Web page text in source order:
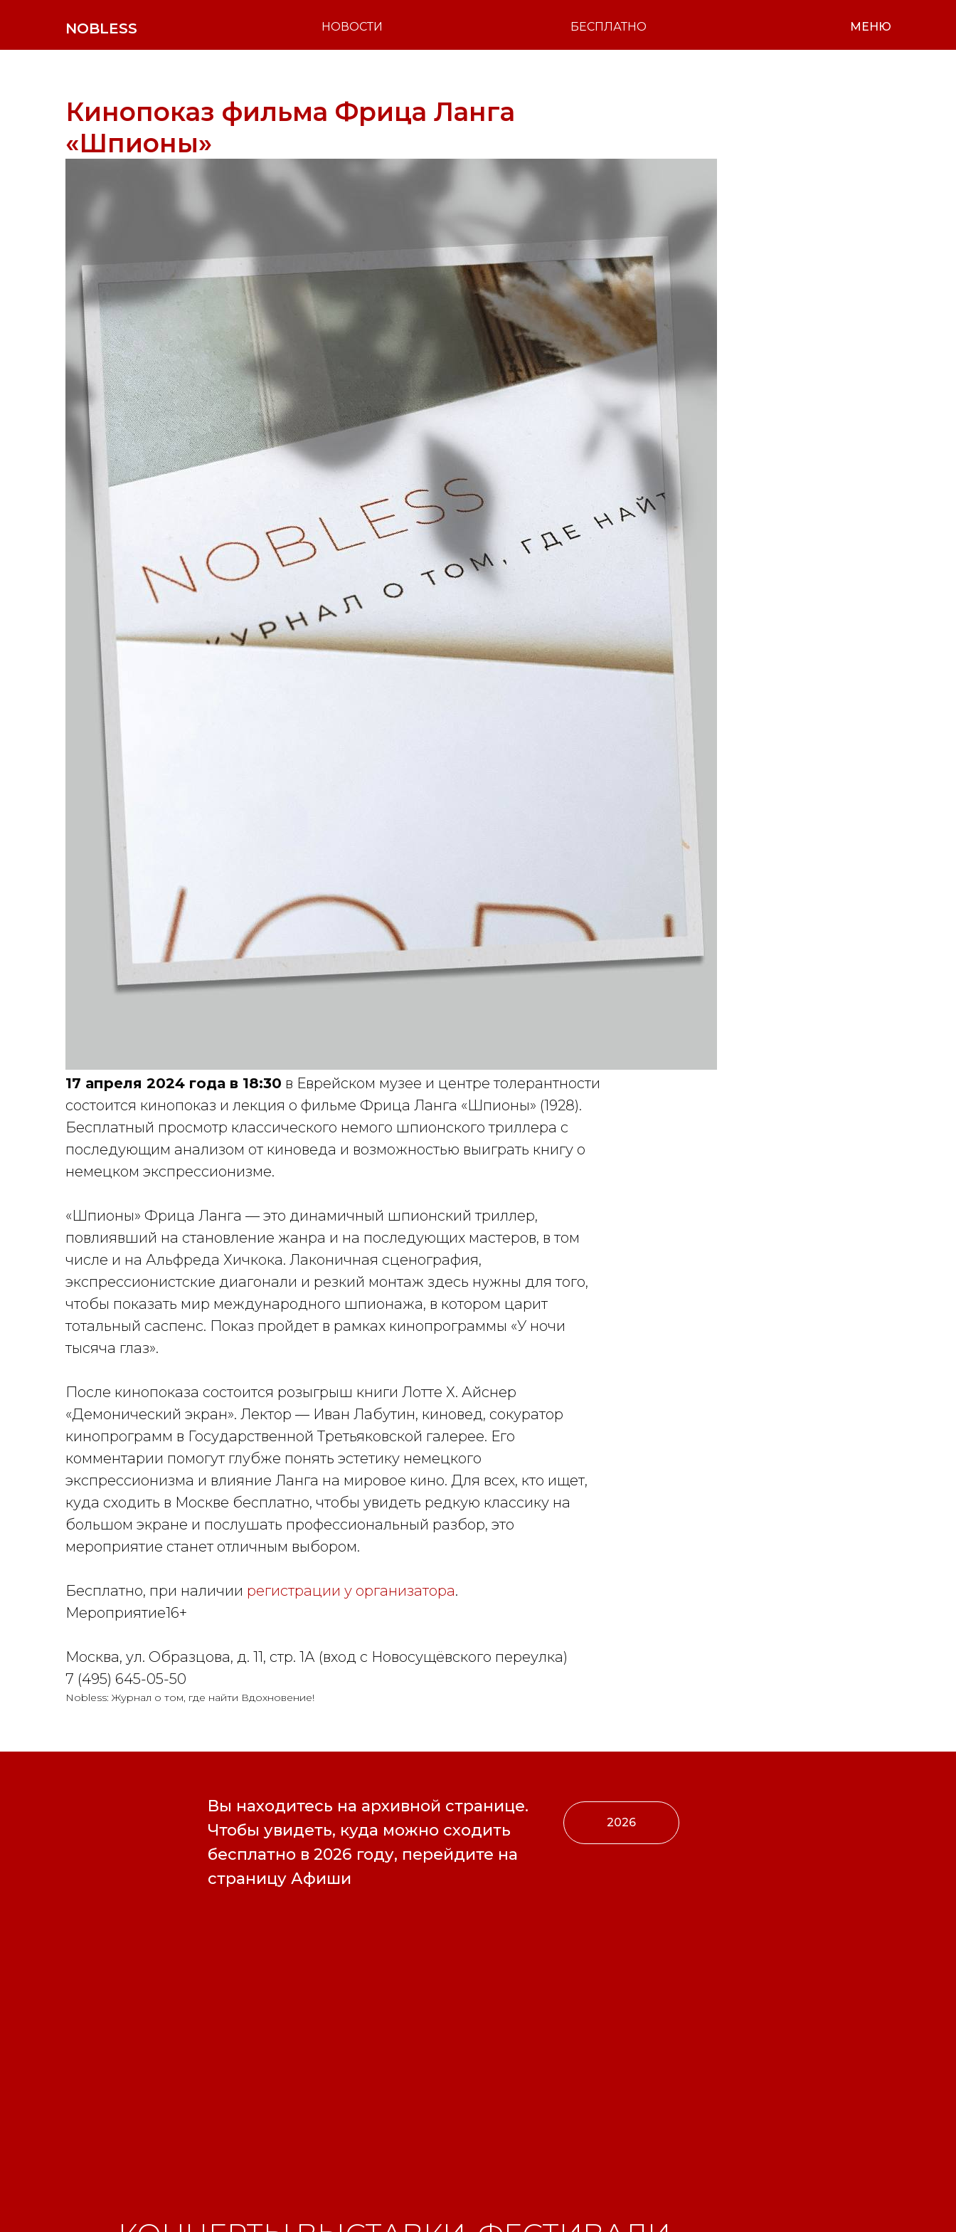
NOBLESS МЕНЮ
НОВОСТИ БЕСПЛАТНО
Кинопоказ фильма Фрица Ланга
«Шпионы»
17 апреля 2024 года в 18:30 в Еврейском музее и центре толерантности
состоится кинопоказ и лекция о фильме Фрица Ланга «Шпионы» (1928).
Бесплатный просмотр классического немого шпионского триллера с
последующим анализом от киноведа и возможностью выиграть книгу о
немецком экспрессионизме.
«Шпионы» Фрица Ланга — это динамичный шпионский триллер,
повлиявший на становление жанра и на последующих мастеров, в том
числе и на Альфреда Хичкока. Лаконичная сценография,
экспрессионистские диагонали и резкий монтаж здесь нужны для того,
чтобы показать мир международного шпионажа, в котором царит
тотальный саспенс. Показ пройдет в рамках кинопрограммы «У ночи
тысяча глаз».
После кинопоказа состоится розыгрыш книги Лотте Х. Айснер
«Демонический экран». Лектор — Иван Лабутин, киновед, сокуратор
кинопрограмм в Государственной Третьяковской галерее. Его
комментарии помогут глубже понять эстетику немецкого
экспрессионизма и влияние Ланга на мировое кино. Для всех, кто ищет,
куда сходить в Москве бесплатно, чтобы увидеть редкую классику на
большом экране и послушать профессиональный разбор, это
мероприятие станет отличным выбором.
Бесплатно, при наличии регистрации у организатора.
Мероприятие16+
Москва, ул. Образцова, д. 11, стр. 1А (вход с Новосущёвского переулка)
7 (495) 645-05-50
Nobless: Журнал о том, где найти Вдохновение!
Вы находитесь на архивной странице.
Чтобы увидеть, куда можно сходить
бесплатно в 2026 году, перейдите на
страницу Афиши
2026